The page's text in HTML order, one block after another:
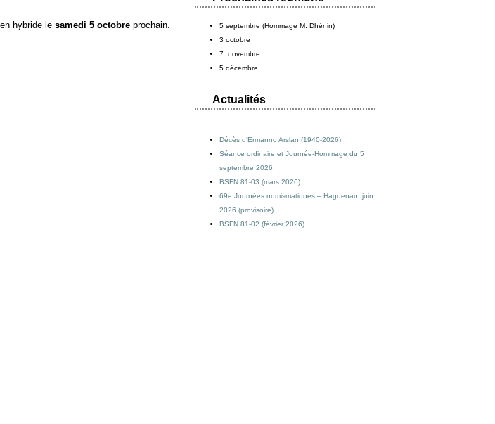
hybride le samedi 5 octobre prochain.
5 septembre (Hommage M. Dhénin)
3 octobre
7 novembre
5 décembre
Actualités
Décès d’Ermanno Arslan (1940-2026)
Séance ordinaire et Journée-Hommage du 5
septembre 2026
BSFN 81-03 (mars 2026)
69e Journées numismatiques – Haguenau, juin
2026 (provisoire)
BSFN 81-02 (février 2026)